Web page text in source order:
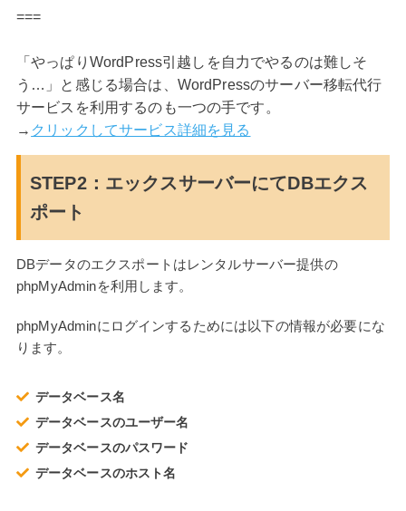
===
「やっぱりWordPress引越しを自力でやるのは難しそ
う…」と感じる場合は、WordPressのサーバー移転代行
サービスを利用するのも一つの手です。
→ クリックしてサービス詳細を見る
STEP2：エックスサーバーにてDBエクス
ポート
DBデータのエクスポートはレンタルサーバー提供の
phpMyAdminを利用します。
phpMyAdminにログインするためには以下の情報が必要にな
ります。
データベース名
データベースのユーザー名
データベースのパスワード
データベースのホスト名